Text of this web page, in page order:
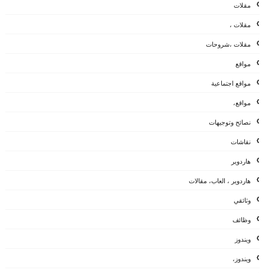
مقلات
مقلات ،
مقلات ،شروحات
مواقع
مواقع اجتماعية
مواقع،
نصائح وتوجيهات
نقاشات
هاردوير
هاردوير ، العاب، مقالات
وثائقي
وظائف
ويندوز
ويندوز،